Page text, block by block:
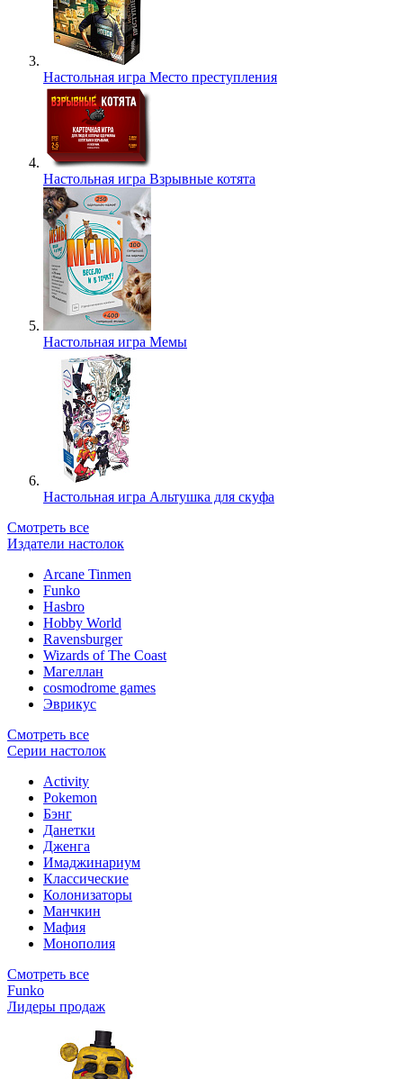
Настольная игра Место преступления
Настольная игра Взрывные котята
Настольная игра Мемы
Настольная игра Альтушка для скуфа
Смотреть все
Издатели настолок
Arcane Tinmen
Funko
Hasbro
Hobby World
Ravensburger
Wizards of The Coast
Магеллан
сosmodrome games
Эврикус
Смотреть все
Серии настолок
Activity
Pokemon
Бэнг
Данетки
Дженга
Имаджинариум
Классические
Колонизаторы
Манчкин
Мафия
Монополия
Смотреть все
Funko
Лидеры продаж